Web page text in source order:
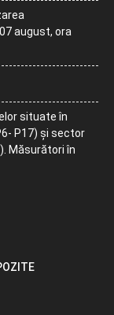
august, ora
situate în
P17) și sector
Măsurători în